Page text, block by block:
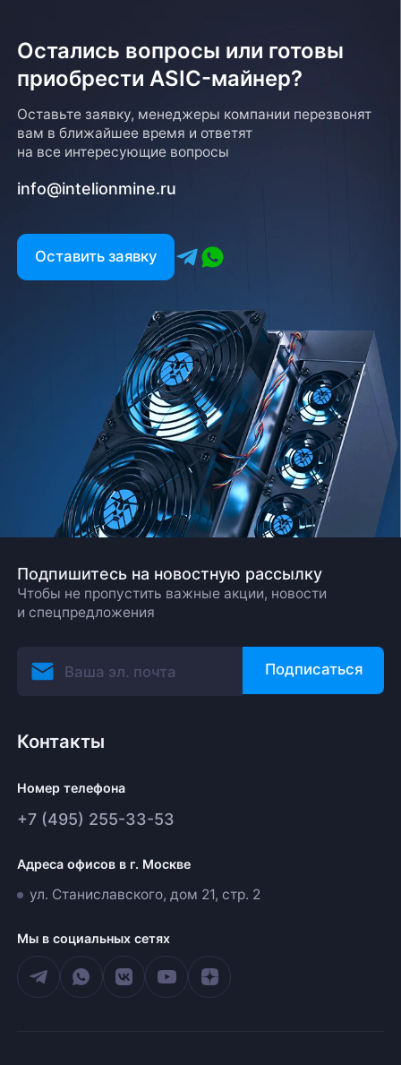
Остались вопросы или готовы
приобрести ASIC-майнер?
Оставьте заявку, менеджеры компании перезвонят
вам в ближайшее время и ответят
на все интересующие вопросы
info@intelionmine.ru
Оставить заявку
Подпишитесь на новостную рассылку
Чтобы не пропустить важные акции, новости
и спецпредложения
Подписаться
Контакты
Номер телефона
+7 (495) 255-33-53
Адреса офисов в г. Москве
ул. Станиславского, дом 21, стр. 2
Мы в социальных сетях